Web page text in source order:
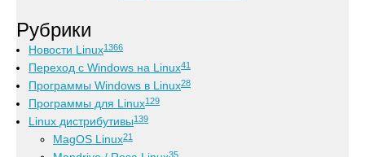
Рубрики
Новости Linux1366
Переход с Windows на Linux41
Программы Windows в Linux28
Программы для Linux129
Linux дистрибутивы139
MagOS Linux21
35